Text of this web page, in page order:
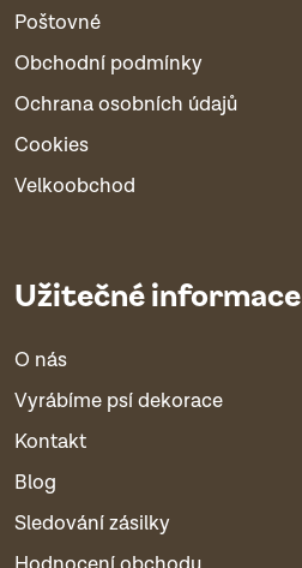
Poštovné
Obchodní podmínky
Ochrana osobních údajů
Cookies
Velkoobchod
Užitečné informace
O nás
Vyrábíme psí dekorace
Kontakt
Blog
Sledování zásilky